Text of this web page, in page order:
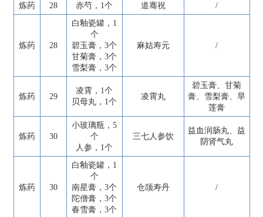
炼药
28 赤芍，1个 道骞祝 /
炼药 28
白釉瓷罐，1
个
碧玉膏，3个
甘菊膏，3个
雪梨膏，3个
麻姑寿元 /
炼药 29
凌霄，1个
贝母丸，1个
凌霄丸
碧玉膏、甘菊
膏、雪梨膏、旱
莲膏
炼药 30
小玻璃瓶，5
个
人参，1个
三七人参饮
益血润肠丸、益
阴肾气丸
炼药 30
白釉瓷罐，1
个
南星膏，3个
陀僧膏，3个
春雪膏，3个
仓颉寿丹 /